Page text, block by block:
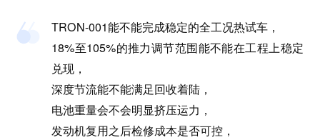
TRON-001能不能完成稳定的全工况热试车，
18%至105%的推力调节范围能不能在工程上稳定
兑现，
深度节流能不能满足回收着陆，
电池重量会不会明显挤压运力，
发动机复用之后检修成本是否可控，